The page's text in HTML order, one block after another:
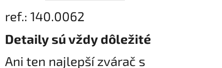
ref.: 140.0062
Detaily sú vždy dôležité
Ani ten najlepší zvárač s